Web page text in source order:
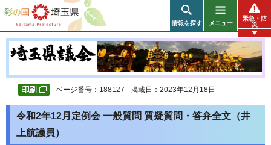
彩の国 埼玉県
情報を探す メニュー
緊急・防
災
ページ番号：188127 掲載日：2023年12月18日
令和2年12月定例会 一般質問 質疑質問・答弁全文（井
上航議員）